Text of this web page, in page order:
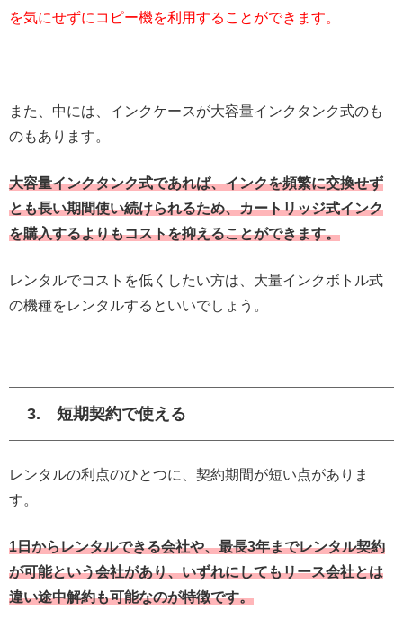
を気にせずにコピー機を利用することができます。
また、中には、インクケースが大容量インクタンク式のも
のもあります。
大容量インクタンク式であれば、インクを頻繁に交換せず
とも長い期間使い続けられるため、カートリッジ式インク
を購入するよりもコストを抑えることができます。
レンタルでコストを低くしたい方は、大量インクボトル式
の機種をレンタルするといいでしょう。
3. 短期契約で使える
レンタルの利点のひとつに、契約期間が短い点がありま
す。
1日からレンタルできる会社や、最長3年までレンタル契約
が可能という会社があり、いずれにしてもリース会社とは
違い途中解約も可能なのが特徴です。